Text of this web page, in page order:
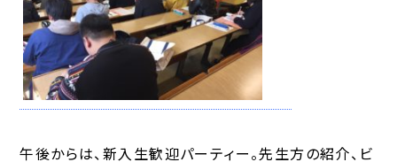
午後からは、新入生歓迎パーティー。先生方の紹介、ビ